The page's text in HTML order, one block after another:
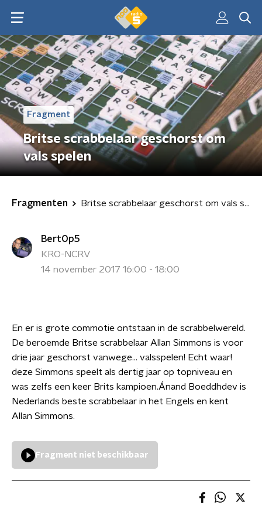
Fragment
Britse scrabbelaar geschorst om
vals spelen
Fragmenten Britse scrabbelaar geschorst om vals spelen
BertOp5
KRO-NCRV
14 november 2017 16:00 - 18:00
En er is grote commotie ontstaan in de scrabbelwereld.
De beroemde Britse scrabbelaar Allan Simmons is voor
drie jaar geschorst vanwege... valsspelen! Echt waar!
deze Simmons speelt als dertig jaar op topniveau en
was zelfs een keer Brits kampioen.Ánand Boeddhdev is
Nederlands beste scrabbelaar in het Engels en kent
Allan Simmons.
Fragment niet beschikbaar